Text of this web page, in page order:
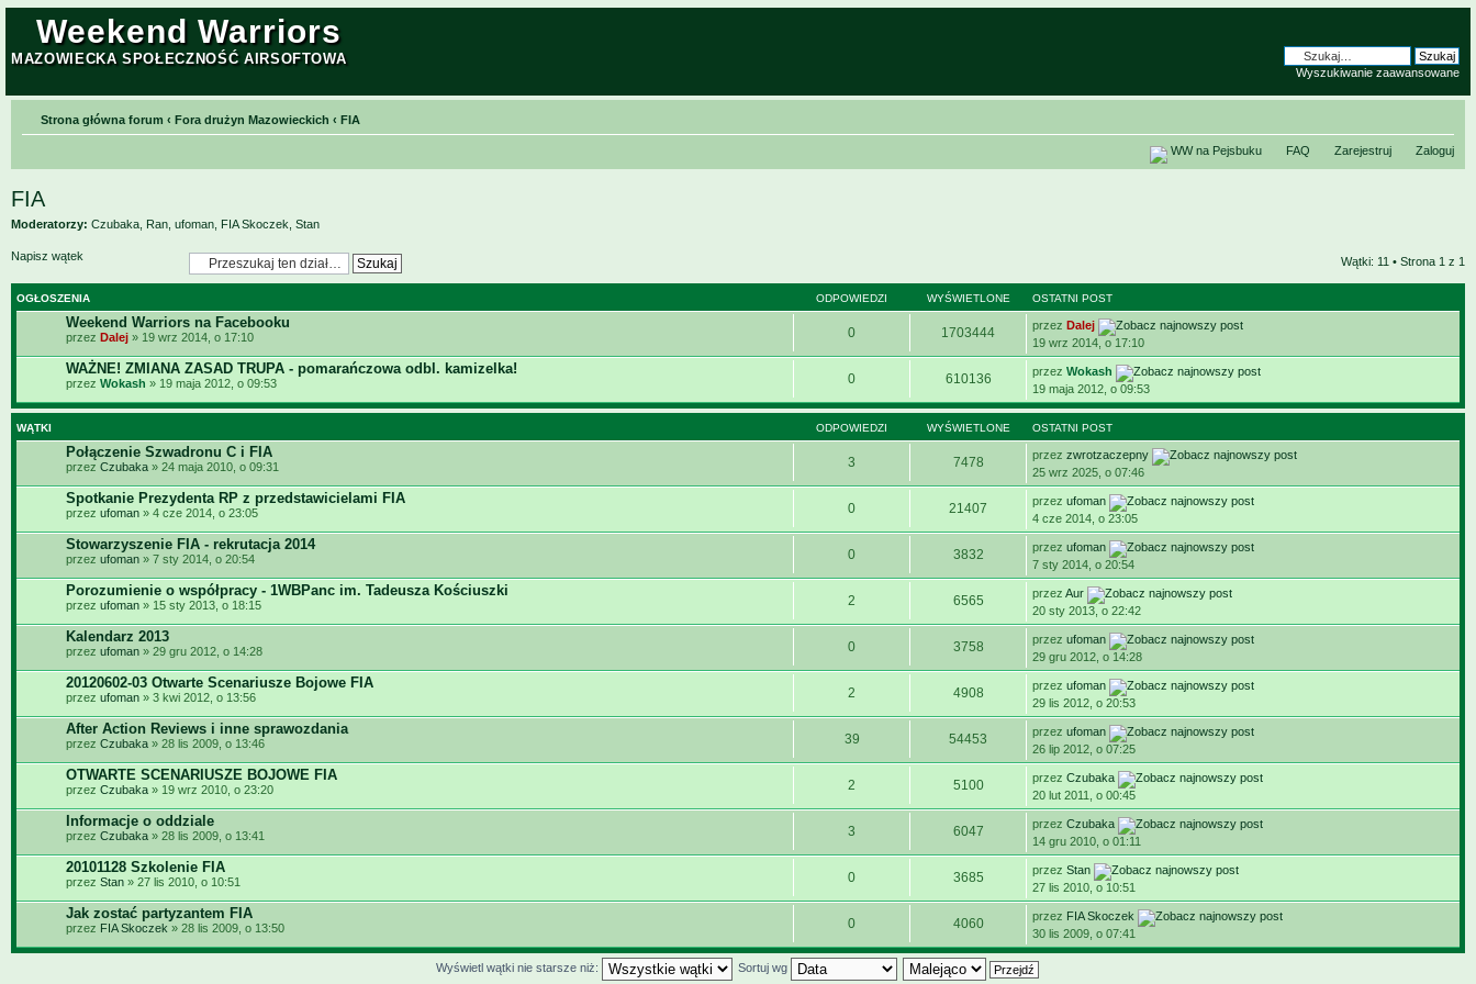
Weekend Warriors
MAZOWIECKA SPOŁECZNOŚĆ AIRSOFTOWA
Wyszukiwanie zaawansowane
Strona główna forum ‹ Fora drużyn Mazowieckich ‹ FIA
WW na Pejsbuku FAQ Zarejestruj Zaloguj
FIA
Moderatorzy: Czubaka Ran ufoman FIA Skoczek Stan
Napisz wątek Wątki: 11 • Strona 1 z 1
OGŁOSZENIA ODPOWIEDZI WYŚWIETLONE OSTATNI POST
Weekend Warriors na Facebooku
przez Dalej » 19 wrz 2014, o 17:10 0 1703444 przezDalej
19 wrz 2014, o 17:10
WAŻNE! ZMIANA ZASAD TRUPA - pomarańczowa odbl. kamizelka!
przez Wokash » 19 maja 2012, o 09:53 0 610136 przezWokash
19 maja 2012, o 09:53
WĄTKI ODPOWIEDZI WYŚWIETLONE OSTATNI POST
Połączenie Szwadronu C i FIA
przez Czubaka » 24 maja 2010, o 09:31 3 7478 przezzwrotzaczepny
25 wrz 2025, o 07:46
Spotkanie Prezydenta RP z przedstawicielami FIA
przez ufoman » 4 cze 2014, o 23:05 0 21407 przezufoman
4 cze 2014, o 23:05
Stowarzyszenie FIA - rekrutacja 2014
przez ufoman » 7 sty 2014, o 20:54 0 3832 przezufoman
7 sty 2014, o 20:54
Porozumienie o współpracy - 1WBPanc im. Tadeusza Kościuszki
przez ufoman » 15 sty 2013, o 18:15 2 6565 przezAur
20 sty 2013, o 22:42
Kalendarz 2013
przez ufoman » 29 gru 2012, o 14:28 0 3758 przezufoman
29 gru 2012, o 14:28
20120602-03 Otwarte Scenariusze Bojowe FIA
przez ufoman » 3 kwi 2012, o 13:56 2 4908 przezufoman
29 lis 2012, o 20:53
After Action Reviews i inne sprawozdania
przez Czubaka » 28 lis 2009, o 13:46 39 54453 przezufoman
26 lip 2012, o 07:25
OTWARTE SCENARIUSZE BOJOWE FIA
przez Czubaka » 19 wrz 2010, o 23:20 2 5100 przezCzubaka
20 lut 2011, o 00:45
Informacje o oddziale
przez Czubaka » 28 lis 2009, o 13:41 3 6047 przezCzubaka
14 gru 2010, o 01:11
20101128 Szkolenie FIA
przez Stan » 27 lis 2010, o 10:51 0 3685 przezStan
27 lis 2010, o 10:51
Jak zostać partyzantem FIA
przez FIA Skoczek » 28 lis 2009, o 13:50 0 4060 przez FIA Skoczek
30 lis 2009, o 07:41
Wyświetl wątki nie starsze niż: Sortuj wg